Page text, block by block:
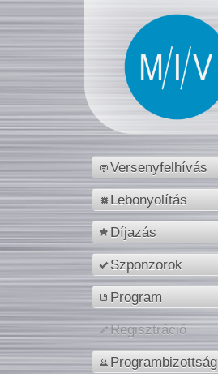
Versenyfelhívás
Lebonyolítás
Díjazás
Szponzorok
Program
Regisztráció
Programbizottság